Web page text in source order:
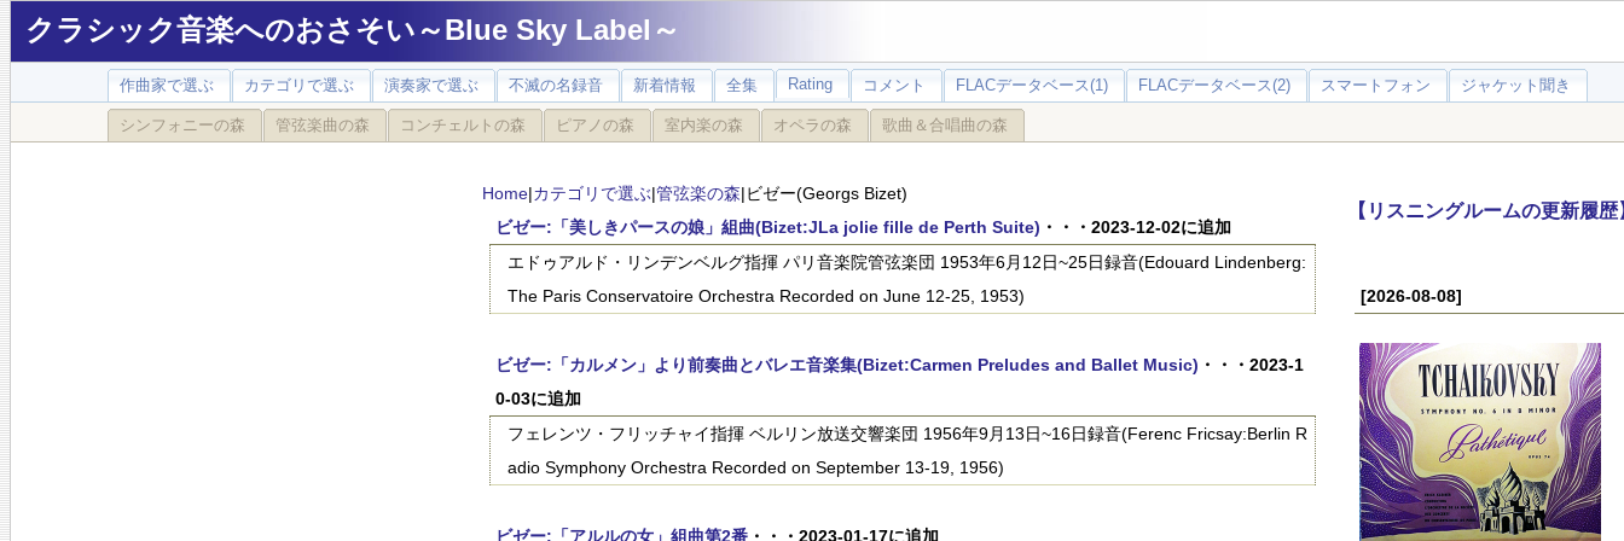
クラシック音楽へのおさそい～Blue Sky Label～
作曲家で選ぶ カテゴリで選ぶ 演奏家で選ぶ 不滅の名録音 新着情報 全集 Rating コメント FLACデータベース(1) FLACデータベース(2) スマートフォン ジャケット聞き
シンフォニーの森 管弦楽曲の森 コンチェルトの森 ピアノの森 室内楽の森 オペラの森 歌曲＆合唱曲の森
Home|カテゴリで選ぶ|管弦楽の森|ビゼー(Georgs Bizet)
ビゼー:「美しきパースの娘」組曲(Bizet:JLa jolie fille de Perth Suite) ・・・2023-12-02に追加
エドゥアルド・リンデンベルグ指揮 パリ音楽院管弦楽団 1953年6月12日~25日録音(Edouard Lindenberg:
The Paris Conservatoire Orchestra Recorded on June 12-25, 1953)
ビゼー:「カルメン」より前奏曲とバレエ音楽集(Bizet:Carmen Preludes and Ballet Music) ・・・2023-1
0-03に追加
フェレンツ・フリッチャイ指揮 ベルリン放送交響楽団 1956年9月13日~16日録音(Ferenc Fricsay:Berlin R
adio Symphony Orchestra Recorded on September 13-19, 1956)
ビゼー:「アルルの女」組曲第2番・・・2023-01-17に追加
【リスニングルームの更新履歴
[2026-08-08]